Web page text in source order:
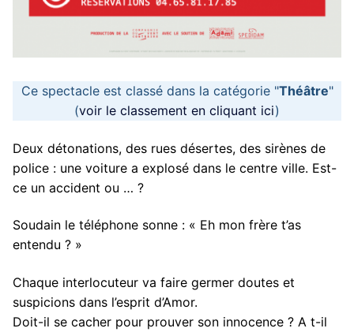
Ce spectacle est classé dans la catégorie "Théâtre"
(voir le classement en cliquant ici)
Deux détonations, des rues désertes, des sirènes de
police : une voiture a explosé dans le centre ville. Est-
ce un accident ou … ?
Soudain le téléphone sonne : « Eh mon frère t’as
entendu ? »
Chaque interlocuteur va faire germer doutes et
suspicions dans l’esprit d’Amor.
Doit-il se cacher pour prouver son innocence ? A t-il